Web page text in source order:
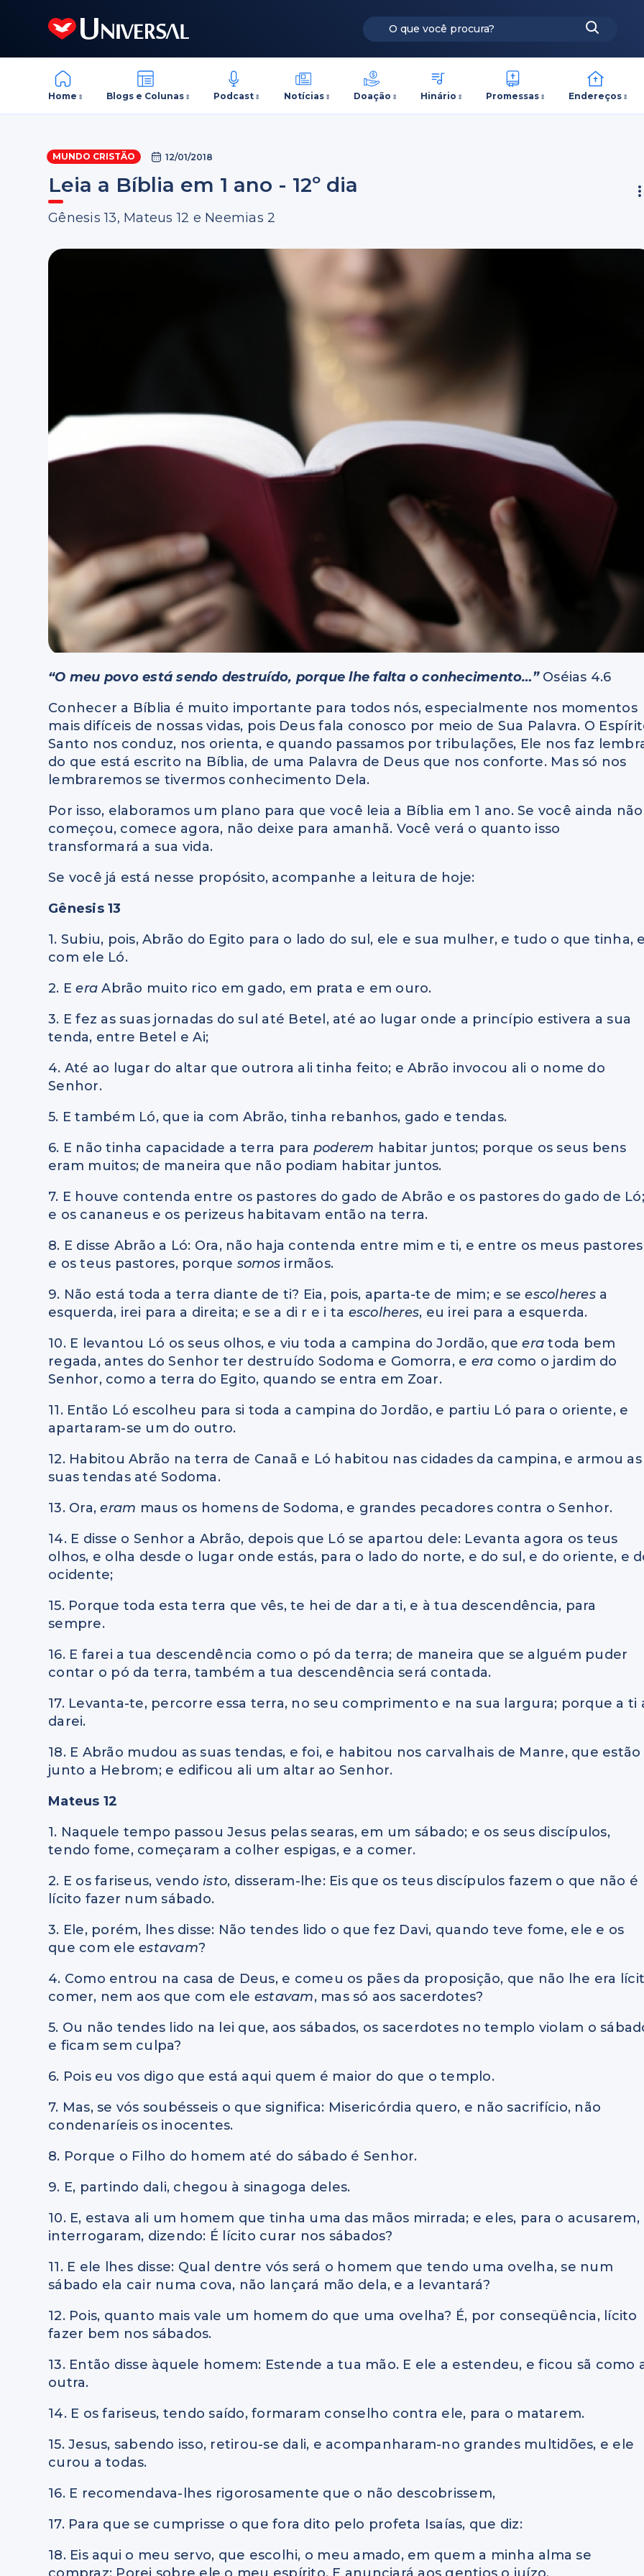
Home Blogs e Colunas Podcast Notícias Doação Hinário Promessas Endereços
MUNDO CRISTÃO 12/01/2018
Leia a Bíblia em 1 ano - 12º dia
Gênesis 13, Mateus 12 e Neemias 2
“O meu povo está sendo destruído, porque lhe falta o conhecimento…”Oséias 4.6
Conhecer a Bíblia é muito importante para todos nós, especialmente nos momentos
mais difíceis de nossas vidas, pois Deus fala conosco por meio de Sua Palavra. O
Santo nos conduz, nos orienta, e quando passamos por tribulações, Ele nos faz
do que está escrito na Bíblia, de uma Palavra de Deus que nos conforte. Mas só nos
lembraremos se tivermos conhecimento Dela.
Por isso, elaboramos um plano para que você leia a Bíblia em 1 ano. Se você ainda não
começou, comece agora, não deixe para amanhã. Você verá o quanto isso
transformará a sua vida.
Se você já está nesse propósito, acompanhe a leitura de hoje:
Gênesis 13
1. Subiu, pois, Abrão do Egito para o lado do sul, ele e sua mulher, e tudo o que tinha,
com ele Ló.
2. EeraAbrão muito rico em gado, em prata e em ouro.
3. E fez as suas jornadas do sul até Betel, até ao lugar onde a princípio estivera a sua
tenda, entre Betel e Ai;
4. Até ao lugar do altar que outrora ali tinha feito; e Abrão invocou ali o nome do
Senhor.
5. E também Ló, que ia com Abrão, tinha rebanhos, gado e tendas.
6. E não tinha capacidade a terra para poderem habitar juntos; porque os seus bens
eram muitos; de maneira que não podiam habitar juntos.
7. E houve contenda entre os pastores do gado de Abrão e os pastores do gado de Ló;
e os cananeus e os perizeus habitavam então na terra.
8. E disse Abrão a Ló: Ora, não haja contenda entre mim e ti, e entre os meus pastores
e os teus pastores, porque somos irmãos.
9. Não está toda a terra diante de ti? Eia, pois, aparta-te de mim; e seescolheres a
esquerda, irei para a direita; e se a di r e i ta escolheres, eu irei para a esquerda.
10. E levantou Ló os seus olhos, e viu toda a campina do Jordão, queeratoda bem
regada, antes do Senhor ter destruído Sodoma e Gomorra, e era como o jardim do
Senhor, como a terra do Egito, quando se entra em Zoar.
11. Então Ló escolheu para si toda a campina do Jordão, e partiu Ló para o oriente, e
apartaram-se um do outro.
12. Habitou Abrão na terra de Canaã e Ló habitou nas cidades da campina, e armou as
suas tendas até Sodoma.
13. Ora,eram maus os homens de Sodoma, e grandes pecadores contra o Senhor.
14. E disse o Senhor a Abrão, depois que Ló se apartou dele: Levanta agora os teus
olhos, e olha desde o lugar onde estás, para o lado do norte, e do sul, e do oriente, e
ocidente;
15. Porque toda esta terra que vês, te hei de dar a ti, e à tua descendência, para
sempre.
16. E farei a tua descendência como o pó da terra; de maneira que se alguém puder
contar o pó da terra, também a tua descendência será contada.
17. Levanta-te, percorre essa terra, no seu comprimento e na sua largura; porque a ti
darei.
18. E Abrão mudou as suas tendas, e foi, e habitou nos carvalhais de Manre, que estão
junto a Hebrom; e edificou ali um altar ao Senhor.
Mateus 12
1. Naquele tempo passou Jesus pelas searas, em um sábado; e os seus discípulos,
tendo fome, começaram a colher espigas, e a comer.
2. E os fariseus, vendoisto, disseram-lhe: Eis que os teus discípulos fazem o que não é
lícito fazer num sábado.
3. Ele, porém, lhes disse: Não tendes lido o que fez Davi, quando teve fome, ele e os
que com eleestavam?
4. Como entrou na casa de Deus, e comeu os pães da proposição, que não lhe era
comer, nem aos que com ele estavam, mas só aos sacerdotes?
5. Ou não tendes lido na lei que, aos sábados, os sacerdotes no templo violam o
e ficam sem culpa?
6. Pois eu vos digo que está aqui quem é maior do que o templo.
7. Mas, se vós soubésseis o que significa: Misericórdia quero, e não sacrifício, não
condenaríeis os inocentes.
8. Porque o Filho do homem até do sábado é Senhor.
9. E, partindo dali, chegou à sinagoga deles.
10. E, estava ali um homem que tinha uma das mãos mirrada; e eles, para o acusarem,
interrogaram, dizendo: É lícito curar nos sábados?
11. E ele lhes disse: Qual dentre vós será o homem que tendo uma ovelha, se num
sábado ela cair numa cova, não lançará mão dela, e a levantará?
12. Pois, quanto mais vale um homem do que uma ovelha? É, por conseqüência, lícito
fazer bem nos sábados.
13. Então disse àquele homem: Estende a tua mão. E ele a estendeu, e ficou sã como
outra.
14. E os fariseus, tendo saído, formaram conselho contra ele, para o matarem.
15. Jesus, sabendo isso, retirou-se dali, e acompanharam-no grandes multidões, e ele
curou a todas.
16. E recomendava-lhes rigorosamente que o não descobrissem,
17. Para que se cumprisse o que fora dito pelo profeta Isaías, que diz:
18. Eis aqui o meu servo, que escolhi, o meu amado, em quem a minha alma se